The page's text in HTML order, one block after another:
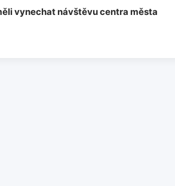
vynechat návštěvu centra města